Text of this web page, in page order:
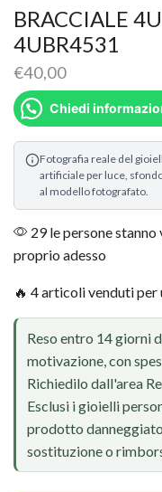
BRACCIALE
4UBR4531
€40,00
Chiedi
Fotografia reale del
artificiale per luce,
al modello fotografato.
29 le persone
proprio adesso
🔥 4 articoli venduti per
Reso entro 14 giorni
motivazione, con
Richiedilo dall'area
Esclusi i gioielli
prodotto
sostituzione o